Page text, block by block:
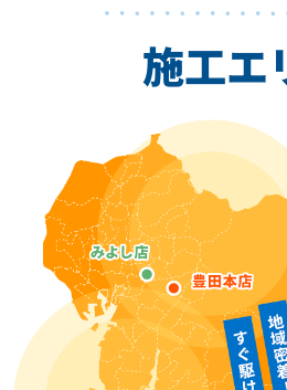
施工エ